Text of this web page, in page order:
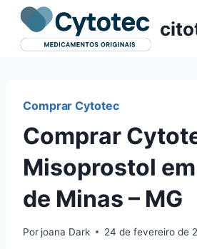
Pular
para
Comprar Cytotec
Comprar
Misoprostol
de Minas – MG
Por joana Dark 24 de fevereiro de